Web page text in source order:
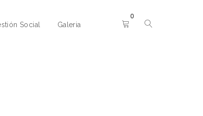
Social Galeria
0